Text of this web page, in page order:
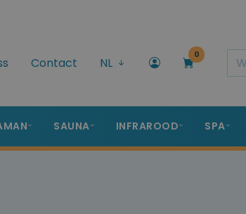
Contact NL
0
SAUNA INFRAROOD SPA